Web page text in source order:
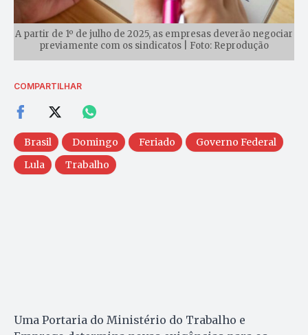
A partir de 1º de julho de 2025, as empresas deverão negociar
previamente com os sindicatos | Foto: Reprodução
COMPARTILHAR
Brasil Domingo Feriado
Governo Federal
Lula
Trabalho
Uma Portaria do Ministério do Trabalho e